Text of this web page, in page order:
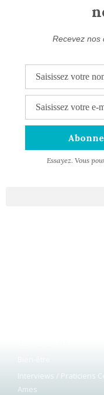
Recevez nos
Essayez. Vous
Interviews / Praticiens
Ames